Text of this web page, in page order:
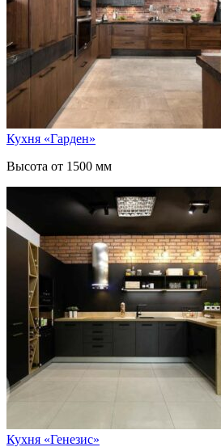
Кухня «Гарден»
Высота от 1500 мм
Кухня «Генезис»